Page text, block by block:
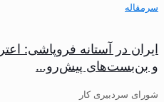
سرمقاله
ایران در آستانه فروپاشی:
و بن‌بست‌های پیش‌رو…
شورای سردبیری کار